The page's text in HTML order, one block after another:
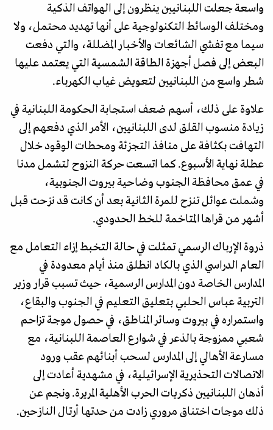
واسعة جعلت اللبنانيين ينظرون إلى الهواتف الذكية
ومختلف الوسائط التكنولوجية على أنها تهديد محتمل، ولا
سيما مع تفشي الشائعات والأخبار المضللة، والتي دفعت
البعض إلى فصل أجهزة الطاقة الشمسية التي يعتمد عليها
شطر واسع من اللبنانيين لتعويض غياب الكهرباء.
علاوة على ذلك، أسهم ضعف استجابة الحكومة اللبنانية في
زيادة منسوب القلق لدى اللبنانيين، الأمر الذي دفعهم إلى
التهافت بكثافة على منافذ التجزئة ومحطات الوقود خلال
عطلة نهاية الأسبوع. كما اتسعت حركة النزوح لتشمل مدنا
في عمق محافظة الجنوب وضاحية بيروت الجنوبية،
وشملت عوائل تنزح للمرة الثانية بعد أن كانت قد نزحت قبل
أشهر من قراها المتاخمة للخط الحدودي.
ذروة الإرباك الرسمي تمثلت في حالة التخبط إزاء التعامل مع
العام الدراسي الذي بالكاد انطلق منذ أيام معدودة في
المدارس الخاصة دون المدارس الرسمية، حيث تسبب قرار وزير
التربية عباس الحلبي بتعليق التعليم في الجنوب والبقاع،
واستمراره في بيروت وسائر المناطق، في حصول موجة تزاحم
شعبي ممزوجة بالذعر في شوارع العاصمة اللبنانية، مع
مسارعة الأهالي إلى المدارس لسحب أبنائهم عقب ورود
الاتصالات التحذيرية الإسرائيلية، في مشهدية أعادت إلى
أذهان اللبنانيين ذكريات الحرب الأهلية المريرة. ونجم عن
ذلك موجات اختناق مروري زادت من حدتها أرتال النازحين.